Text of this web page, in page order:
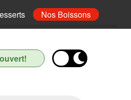
Nos Boissons